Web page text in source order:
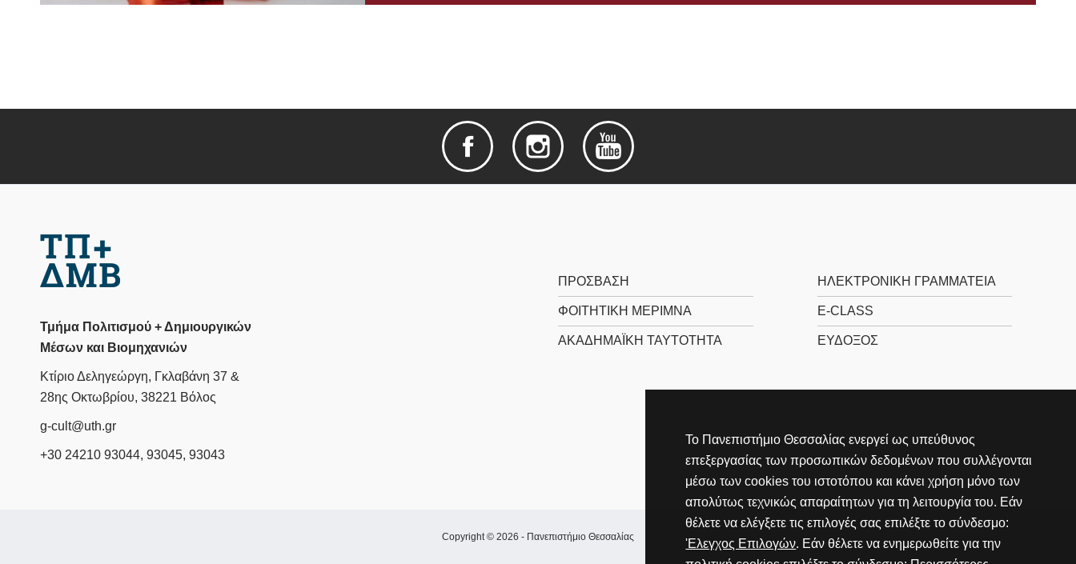
Το Πανεπιστήμιο Θεσσαλίας ενεργεί ως υπεύθυνος
επεξεργασίας των προσωπικών δεδομένων που συλλέγονται
μέσω των cookies του ιστοτόπου και κάνει χρήση μόνο των
απολύτως τεχνικώς απαραίτητων για τη λειτουργία του. Εάν
θέλετε να ελέγξετε τις επιλογές σας επιλέξτε το σύνδεσμο:
'Ελεγχος Επιλογών. Εάν θέλετε να ενημερωθείτε για την
Τμήμα Πολιτισμού + Δημιουργικών
Μέσων και Βιομηχανιών
Κτίριο Δεληγεώργη, Γκλαβάνη 37 &
28ης Οκτωβρίου, 38221 Βόλος
g-cult@uth.gr
+30 24210 93044, 93045, 93043
ΠΡΌΣΒΑΣΗ
ΦΟΙΤΗΤΙΚΉ ΜΈΡΙΜΝΑ
ΑΚΑΔΗΜΑΪΚΉ ΤΑΥΤΌΤΗΤΑ
ΗΛΕΚΤΡΟΝΙΚΉ ΓΡΑΜΜΑΤΕΊΑ
E-CLASS
ΕΎΔΟΞΟΣ
Copyright © 2026 - Πανεπιστήμιο Θεσσαλίας